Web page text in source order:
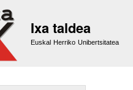
Ixa taldea
Euskal Herriko Unibertsitatea